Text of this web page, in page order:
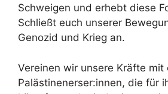
Schweigen und erhebt diese
Schließt euch unserer
Genozid und Krieg an.
Vereinen wir unsere Kräfte mit
Palästinenerser:innen, die für